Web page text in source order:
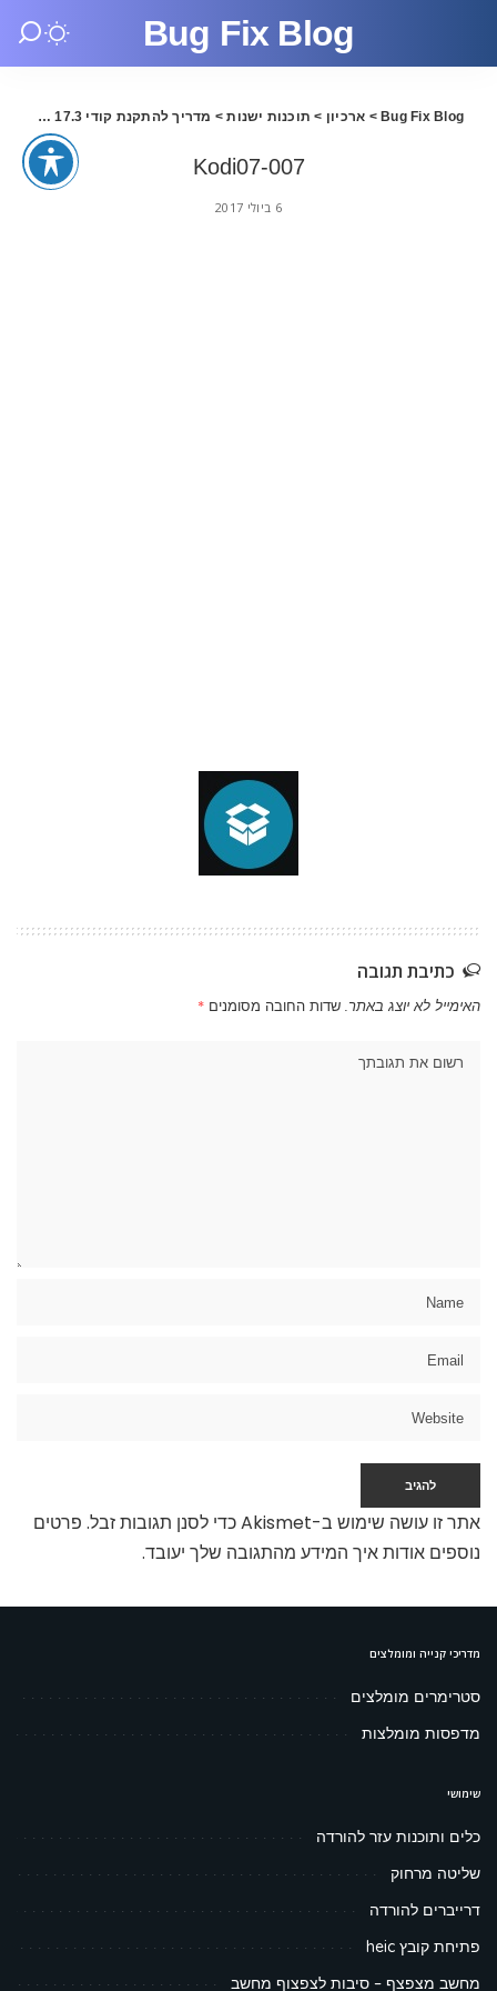
Bug Fix Blog
Bug Fix Blog
> ארכיון > תוכנות ישנות> מדריך להתקנת קודי 17.3 בעברית
Kodi07-007
6 ביולי 2017
כתיבת תגובה
האימייל לא יוצג באתר. שדות החובה מסומנים *
אתר זו עושה שימוש ב-Akismet כדי לסנן תגובות זבל.
פרטים
נוספים אודות איך המידע מהתגובה שלך יעובד.
מדריכי קנייה ומומלצים
סטרימרים מומלצים
מדפסות מומלצות
שימושי
כלים ותוכנות עזר להורדה
שליטה מרחוק
דרייברים להורדה
פתיחת קובץ heic
מחשב מצפצף – סיבות לצפצוף מחשב